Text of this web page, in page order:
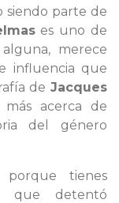
siendo parte de
es uno de
merece
influencia que
de Jacques
acerca de
del género
tienes
que detentó